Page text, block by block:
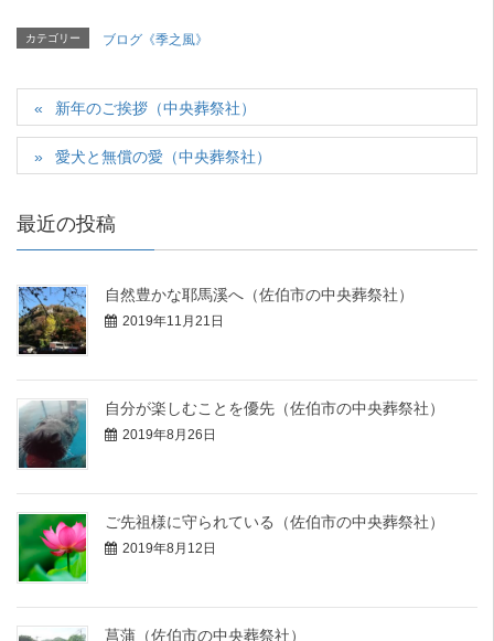
カテゴリー ブログ《季之風》
新年のご挨拶（中央葬祭社）
愛犬と無償の愛（中央葬祭社）
最近の投稿
自然豊かな耶馬溪へ（佐伯市の中央葬祭社）
2019年11月21日
自分が楽しむことを優先（佐伯市の中央葬祭社）
2019年8月26日
ご先祖様に守られている（佐伯市の中央葬祭社）
2019年8月12日
菖蒲（佐伯市の中央葬祭社）